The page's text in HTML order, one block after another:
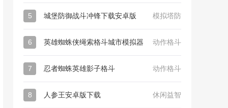
5 城堡防御战斗冲锋下载安卓版 模拟塔防
6 英雄蜘蛛侠绳索格斗城市模拟器 动作格斗
7 忍者蜘蛛英雄影子格斗 动作格斗
8 人参王安卓版下载 休闲益智